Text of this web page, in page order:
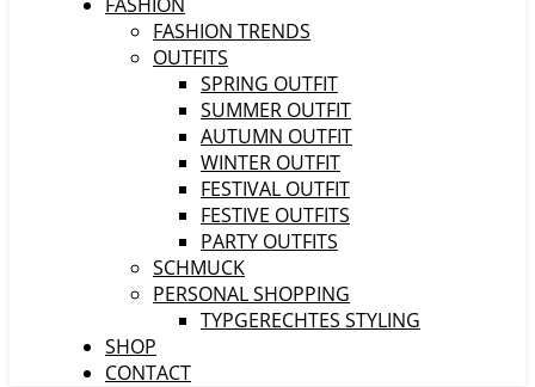
FASHION TRENDS
OUTFITS
SPRING OUTFIT
SUMMER OUTFIT
AUTUMN OUTFIT
WINTER OUTFIT
FESTIVAL OUTFIT
FESTIVE OUTFITS
PARTY OUTFITS
SCHMUCK
PERSONAL SHOPPING
TYPGERECHTES STYLING
SHOP
CONTACT